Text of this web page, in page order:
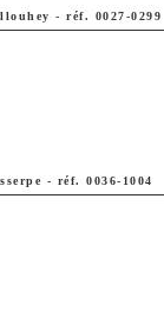
- réf. 0027-0299
- réf. 0036-1004